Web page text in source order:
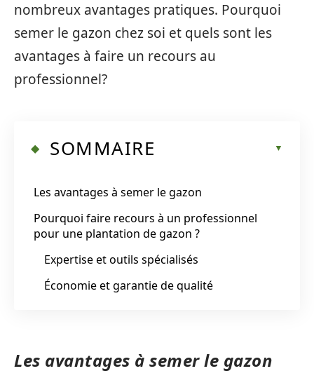
nombreux avantages pratiques. Pourquoi
semer le gazon chez soi et quels sont les
avantages à faire un recours au
professionnel?
SOMMAIRE
Les avantages à semer le gazon
Pourquoi faire recours à un professionnel
pour une plantation de gazon ?
Expertise et outils spécialisés
Économie et garantie de qualité
Les avantages à semer le gazon